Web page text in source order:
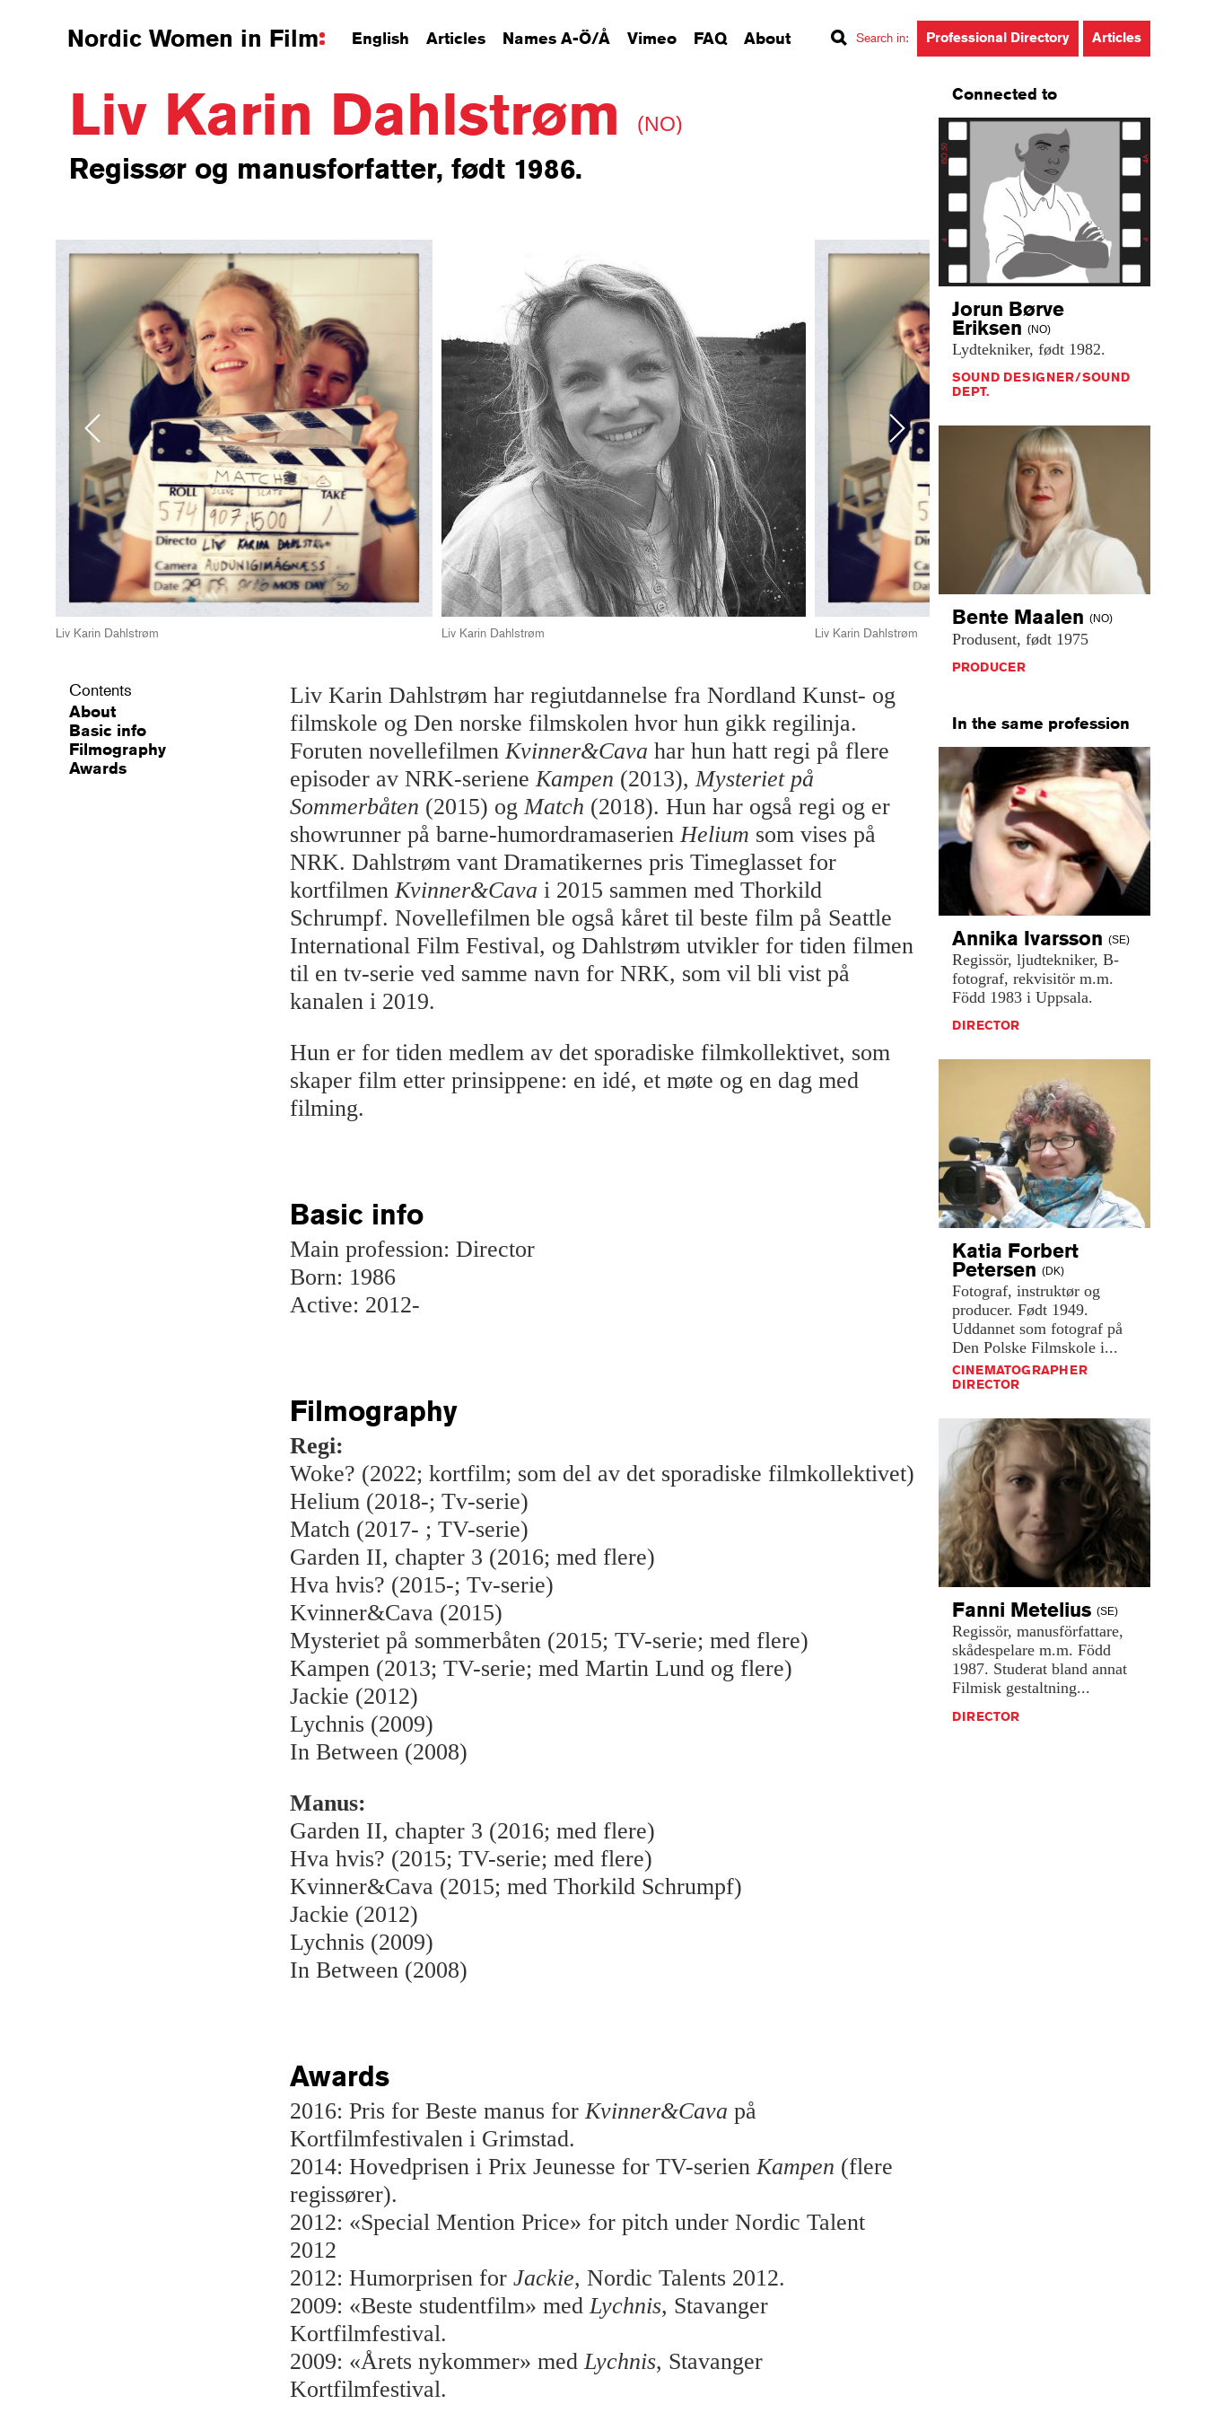
Nordic Women in Film English Articles Names A-Ö/Å Vimeo FAQ About Search in: Professional Directory Articles
Liv Karin Dahlstrøm (NO)
Regissør og manusforfatter, født 1986.
Previous
Liv Karin Dahlstrøm Liv Karin Dahlstrøm Liv Karin Dahlstrøm
Next
Contents
About
Basic info
Filmography
Awards
Liv Karin Dahlstrøm har regiutdannelse fra Nordland Kunst- og
filmskole og Den norske filmskolen hvor hun gikk regilinja.
Foruten novellefilmenKvinner&Cava har hun hatt regi på flere
episoder av NRK-serieneKampen (2013),Mysteriet på
Sommerbåten (2015) ogMatch (2018). Hun har også regi og er
showrunner på barne-humordramaserienHelium som vises på
NRK. Dahlstrøm vant Dramatikernes pris Timeglasset for
kortfilmenKvinner&Cava i 2015 sammen med Thorkild
Schrumpf. Novellefilmen ble også kåret til beste film på Seattle
International Film Festival, og Dahlstrøm utvikler for tiden filmen
til en tv-serie ved samme navn for NRK, som vil bli vist på
kanalen i 2019.
Hun er for tiden medlem av det sporadiske filmkollektivet, som
skaper film etter prinsippene: en idé, et møte og en dag med
filming.
Basic info
Main profession: Director
Born: 1986
Active: 2012-
Filmography
Regi:
Woke? (2022; kortfilm; som del av det sporadiske filmkollektivet)
Helium (2018-; Tv-serie)
Match (2017- ; TV-serie)
Garden II, chapter 3 (2016; med flere)
Hva hvis? (2015-; Tv-serie)
Kvinner&Cava (2015)
Mysteriet på sommerbåten (2015; TV-serie; med flere)
Kampen (2013; TV-serie; med Martin Lund og flere)
Jackie (2012)
Lychnis (2009)
In Between (2008)
Manus:
Garden II, chapter 3 (2016; med flere)
Hva hvis? (2015; TV-serie; med flere)
Kvinner&Cava (2015; med Thorkild Schrumpf)
Jackie (2012)
Lychnis (2009)
In Between (2008)
Awards
2016: Pris for Beste manus for Kvinner&Cava på
Kortfilmfestivalen i Grimstad.
2014: Hovedprisen i Prix Jeunesse for TV-serien Kampen (flere
regissører).
2012: «Special Mention Price» for pitch under Nordic Talent
2012
2012: Humorprisen for Jackie, Nordic Talents 2012.
2009: «Beste studentfilm» med Lychnis, Stavanger
Kortfilmfestival.
2009: «Årets nykommer» med Lychnis, Stavanger
Kortfilmfestival.
Connected to
Jorun Børve
Eriksen (NO)
Lydtekniker, født 1982.
SOUND DESIGNER/SOUND
DEPT.
Bente Maalen (NO)
Produsent, født 1975
PRODUCER
In the same profession
Annika Ivarsson (SE)
Regissör, ljudtekniker, B-
fotograf, rekvisitör m.m.
Född 1983 i Uppsala.
DIRECTOR
Katia Forbert
Petersen (DK)
Fotograf, instruktør og
producer. Født 1949.
Uddannet som fotograf på
Den Polske Filmskole i...
CINEMATOGRAPHER
DIRECTOR
Fanni Metelius (SE)
Regissör, manusförfattare,
skådespelare m.m. Född
1987. Studerat bland annat
Filmisk gestaltning...
DIRECTOR